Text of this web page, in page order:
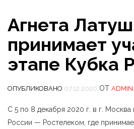
Агнета
принимает
этапе Кубка
ОПУБЛИКОВАНО 07.12.2020 ОТ ADMIN
С 5 по 8 декабря 2020 г. в г. Москва
России — Ростелеком, где